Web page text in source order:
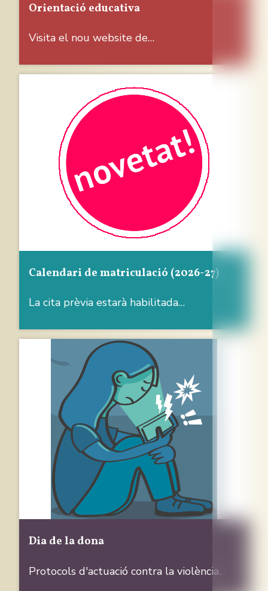
Orientació educativa
Visita el nou website de…
Calendari de matriculació (2026-27)
La cita prèvia estarà habilitada…
Dia de la dona
Protocols d'actuació contra la violència…